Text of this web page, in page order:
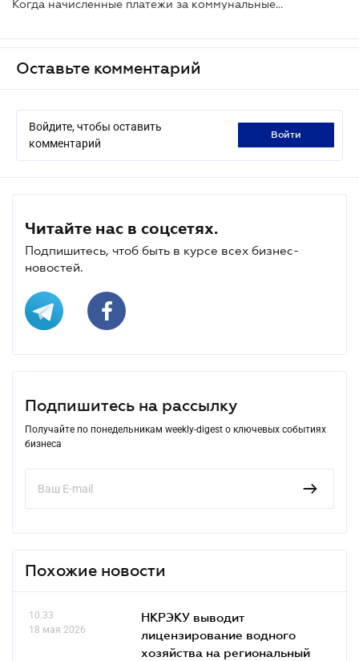
Когда начисленные платежи за коммунальные услуги обязаны пересчитать?
Оставьте комментарий
Войдите, чтобы оставить
комментарий
войти
Читайте нас в соцсетях.
Подпишитесь, чтоб быть в курсе всех бизнес-
новостей.
Подпишитесь на рассылку
Получайте по понедельникам weekly-digest о ключевых событиях
бизнеса
Похожие новости
10.33
18 мая 2026
НКРЭКУ выводит
лицензирование водного
хозяйства на региональный